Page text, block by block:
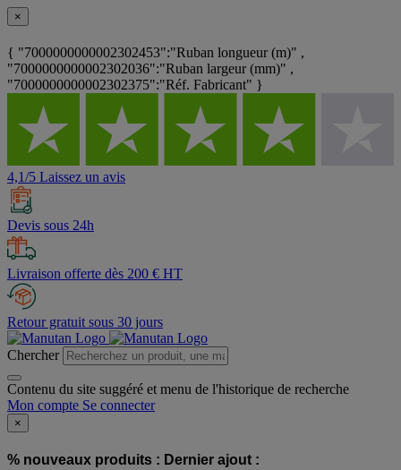
×
{ "7000000000002302453":"Ruban longueur (m)" ,
"7000000000002302036":"Ruban largeur (mm)" ,
"7000000000002302375":"Réf. Fabricant" }
4,1/5 Laissez un avis
Devis sous 24h
Livraison offerte dès 200 € HT
Retour gratuit sous 30 jours
Chercher
Contenu du site suggéré et menu de l'historique de recherche
Mon compte Se connecter
×
% nouveaux produits : Dernier ajout :